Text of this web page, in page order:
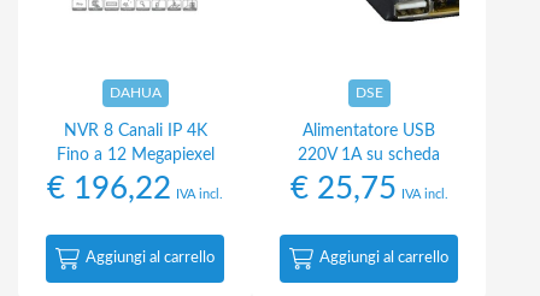
DAHUA
NVR 8 Canali IP 4K
Fino a 12 Megapiexel
€ 196,22 IVA incl.
Aggiungi al carrello
DSE
Alimentatore USB
220V 1A su scheda
€25,75 IVA incl.
Aggiungi al carrello